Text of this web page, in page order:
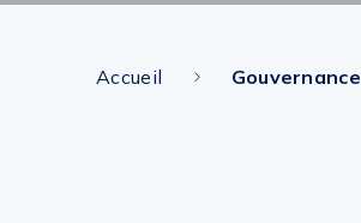
Accueil Gouvernance